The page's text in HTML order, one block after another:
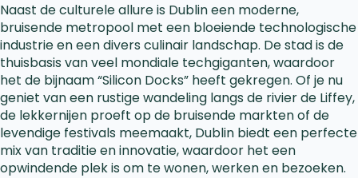
Naast de culturele allure is Dublin een moderne,
bruisende metropool met een bloeiende technologische
industrie en een divers culinair landschap. De stad is de
thuisbasis van veel mondiale techgiganten, waardoor
het de bijnaam “Silicon Docks” heeft gekregen. Of je nu
geniet van een rustige wandeling langs de rivier de Liffey,
de lekkernijen proeft op de bruisende markten of de
levendige festivals meemaakt, Dublin biedt een perfecte
mix van traditie en innovatie, waardoor het een
opwindende plek is om te wonen, werken en bezoeken.